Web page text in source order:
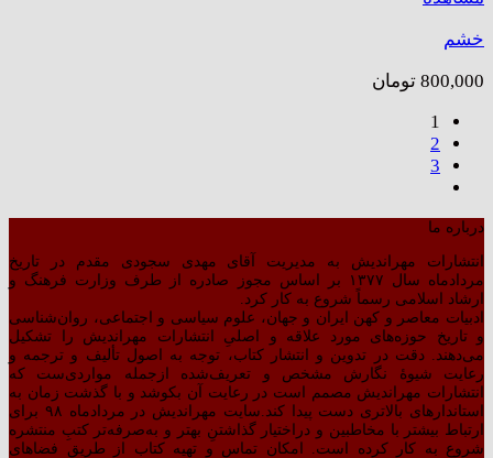
خشم
800,000 تومان
1
2
3
درباره ما
انتشارات مهراندیش به مدیریت آقای مهدی سجودی مقدم در تاریخ
مردادماه سال ۱۳۷۷ بر اساس مجوز صادره از طرف وزارت فرهنگ و
ارشاد اسلامی رسماً شروع به کار کرد.
ادبیات معاصر و کهن ایران و جهان، علوم سیاسی و اجتماعی، روان‌شناسی
و تاریخ حوزه‌های مورد علاقه و اصلیِ انتشارات مهراندیش را تشکیل
می‌دهند. دقت در تدوین و انتشار کتاب،‌ توجه به اصول تألیف و ترجمه و
رعایت شیوهٔ نگارش مشخص و تعریف‌شده ازجمله مواردی‌ست که
انتشارات مهراندیش مصمم است در رعایت آن بکوشد و با گذشت زمان به
استاندارهای بالاتری دست پیدا کند.سایت مهراندیش در مردادماه ۹۸ برای
ارتباط بیشتر با مخاطبین و دراختیار گذاشتنِ بهتر و به‌صرفه‌تر کتبِ منتشره
شروع به کار کرده است. امکان تماس و تهیه کتاب از طریق فضاهای